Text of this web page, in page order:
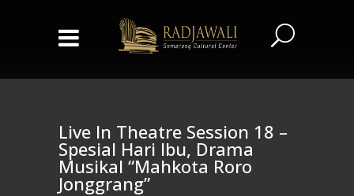
Live In Theatre Session 18 –
Spesial Hari Ibu, Drama
Musikal “Mahkota Roro
Jonggrang”